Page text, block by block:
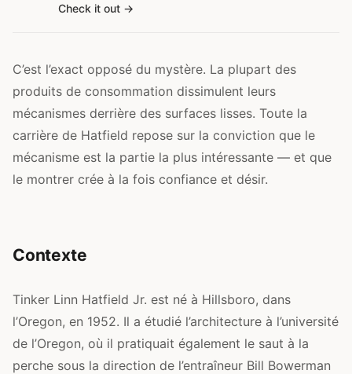
Check it out
C’est l’exact opposé du mystère. La plupart des
produits de consommation dissimulent leurs
mécanismes derrière des surfaces lisses. Toute la
carrière de Hatfield repose sur la conviction que le
mécanisme est la partie la plus intéressante — et que
le montrer crée à la fois confiance et désir.
Contexte
Tinker Linn Hatfield Jr. est né à Hillsboro, dans
l’Oregon, en 1952. Il a étudié l’architecture à l’université
de l’Oregon, où il pratiquait également le saut à la
perche sous la direction de l’entraîneur Bill Bowerman